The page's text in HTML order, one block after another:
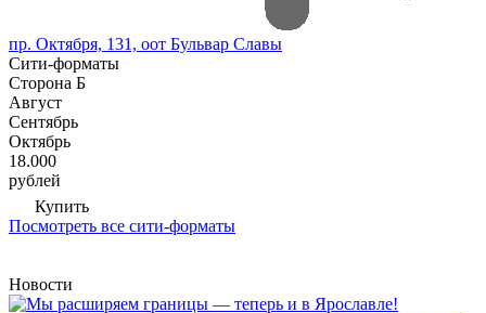
пр. Октября, 131, оот Бульвар Славы
Сити-форматы
Сторона Б
Август
Сентябрь
Октябрь
18.000
рублей
Купить
Посмотреть все сити-форматы
Новости